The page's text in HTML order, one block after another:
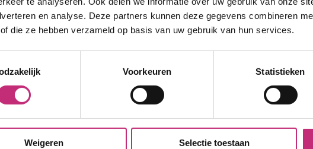
en analyse. Deze partners kunnen deze gegevens combineren
die ze hebben verzameld op basis van uw gebruik van hun services.
Voorkeuren Statistieken
Weigeren Selectie toestaan